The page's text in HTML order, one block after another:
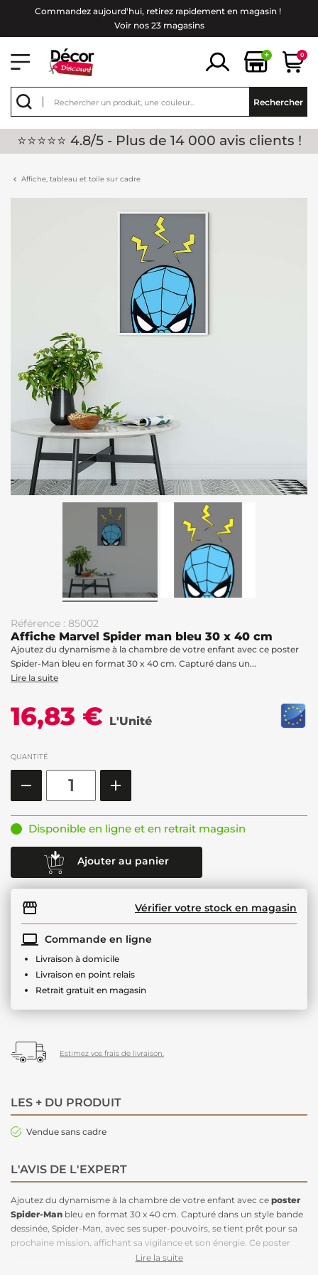
Commandez aujourd'hui, retirez rapidement en magasin !
Voir nos 23 magasins
+ 0
Rechercher
⭐⭐⭐⭐⭐ 4.8/5 - Plus de 14 000 avis clients !
Affiche, tableau et toile sur cadre
Référence : 85002
Affiche Marvel Spider man bleu 30 x 40 cm
Ajoutez du dynamisme à la chambre de votre enfant avec ce poster
Spider-Man bleu en format 30 x 40 cm. Capturé dans un...
Lire la suite
16,83 € L'Unité
QUANTITÉ
Disponible en ligne et en retrait magasin
Ajouter au panier
Vérifier votre stock en magasin
Commande en ligne
Livraison à domicile
Livraison en point relais
Retrait gratuit en magasin
Estimez vos frais de livraison.
LES + DU PRODUIT
Vendue sans cadre
L'AVIS DE L'EXPERT
Ajoutez du dynamisme à la chambre de votre enfant avec ce poster
Spider-Man bleu en format 30 x 40 cm. Capturé dans un style bande
dessinée, Spider-Man, avec ses super-pouvoirs, se tient prêt pour sa
prochaine mission, affichant sa vigilance et son énergie. Ce poster
vibrant et audacieux s'intègre parfaitement dans une déco inspirée de
Lire la suite